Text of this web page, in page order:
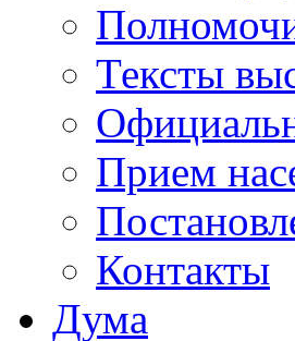
Тексты
Прием
Контакты
Дума